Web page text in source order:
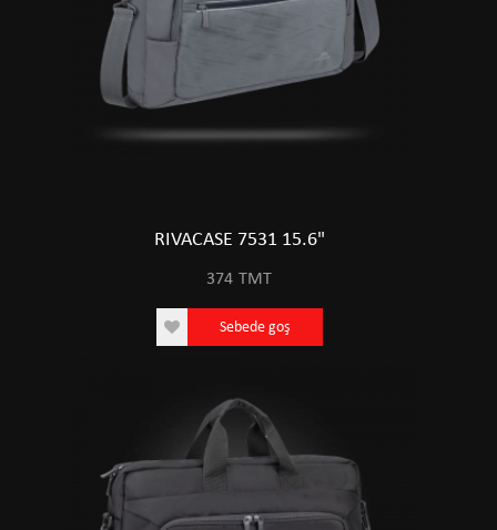
RIVACASE 7531 15.6"
374 TMT
Sebede goş